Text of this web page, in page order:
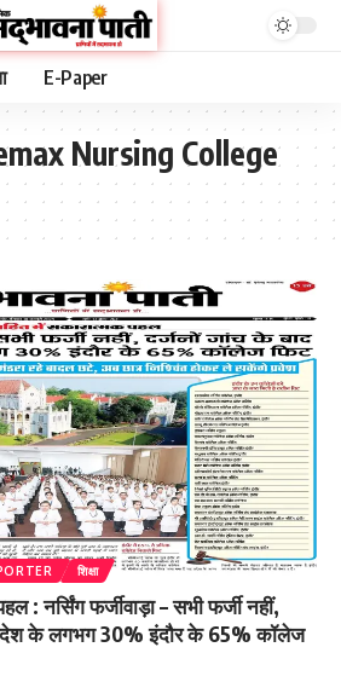
E-Paper
Nursing College
शिक्षा
: नर्सिंग फर्जीवाड़ा – सभी फर्जी नहीं,
के लगभग 30% इंदौर के 65% कॉलेज